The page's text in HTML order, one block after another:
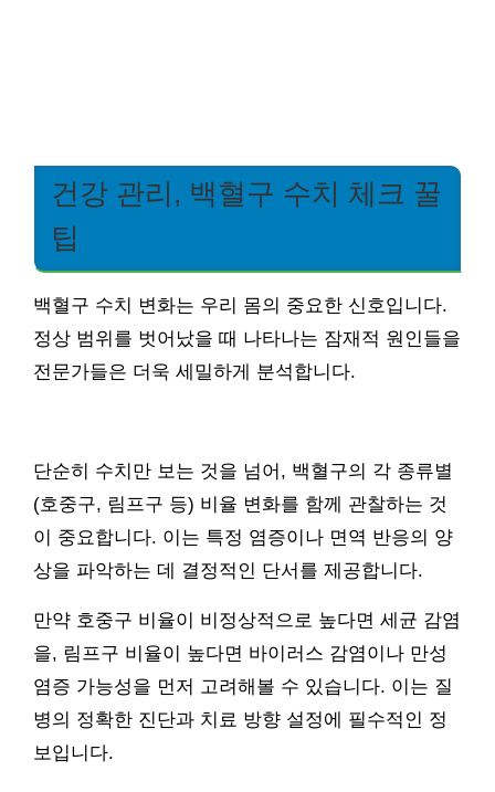
건강 관리, 백혈구 수치 체크 꿀
팁
백혈구 수치 변화는 우리 몸의 중요한 신호입니다.
정상 범위를 벗어났을 때 나타나는 잠재적 원인들을
전문가들은 더욱 세밀하게 분석합니다.
단순히 수치만 보는 것을 넘어, 백혈구의 각 종류별
(호중구, 림프구 등) 비율 변화를 함께 관찰하는 것
이 중요합니다. 이는 특정 염증이나 면역 반응의 양
상을 파악하는 데 결정적인 단서를 제공합니다.
만약 호중구 비율이 비정상적으로 높다면 세균 감염
을, 림프구 비율이 높다면 바이러스 감염이나 만성
염증 가능성을 먼저 고려해볼 수 있습니다. 이는 질
병의 정확한 진단과 치료 방향 설정에 필수적인 정
보입니다.